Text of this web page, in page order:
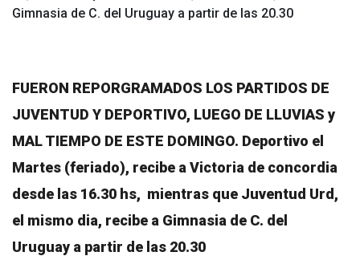
Gimnasia de C. del Uruguay a partir de las 20.30
FUERON REPORGRAMADOS LOS PARTIDOS DE
JUVENTUD Y DEPORTIVO, LUEGO DE LLUVIAS y
MAL TIEMPO DE ESTE DOMINGO. Deportivo el
Martes (feriado), recibe a Victoria de concordia
desde las 16.30 hs, mientras que Juventud Urd,
el mismo dia, recibe a Gimnasia de C. del
Uruguay a partir de las 20.30